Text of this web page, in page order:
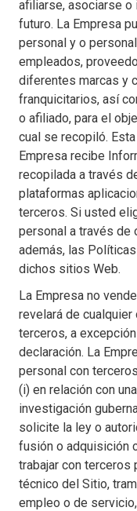
afiliarse, asociarse o
futuro. La Empresa
personal y o
empleados,
diferentes marcas y
franquicitarios, así
o afiliado, para el
cual se recopiló.
Empresa recibe
recopilada a través
plataformas
terceros. Si usted
personal a través de
además, las
dichos sitios Web.
La Empresa no
revelará de
terceros, a
declaración. La
personal con
(i) en relación con
investigación
solicite la ley o
fusión o adquisición
trabajar con terceros
técnico del Sitio,
empleo o de